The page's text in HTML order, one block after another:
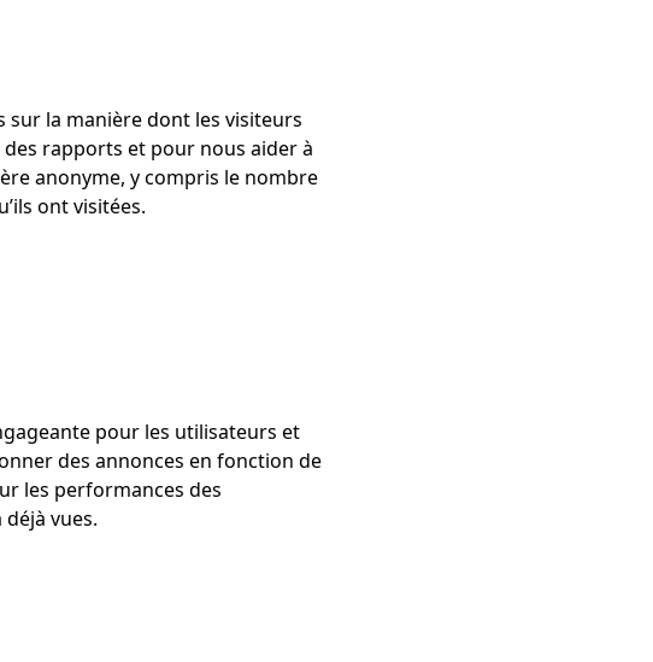
la manière dont les visiteurs
rapports et pour nous aider à
anonyme, y compris le nombre
ont visitées.
pour les utilisateurs et
des annonces en fonction de
les performances des
vues.